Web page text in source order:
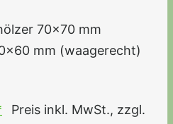
70x70 mm
mm (waagerecht)
Preis inkl. MwSt., zzgl.